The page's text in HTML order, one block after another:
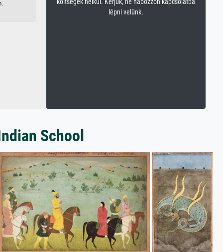
költségek nélkül. Kérjük, ne habozzon kapcsolatba
lépni velünk.
School